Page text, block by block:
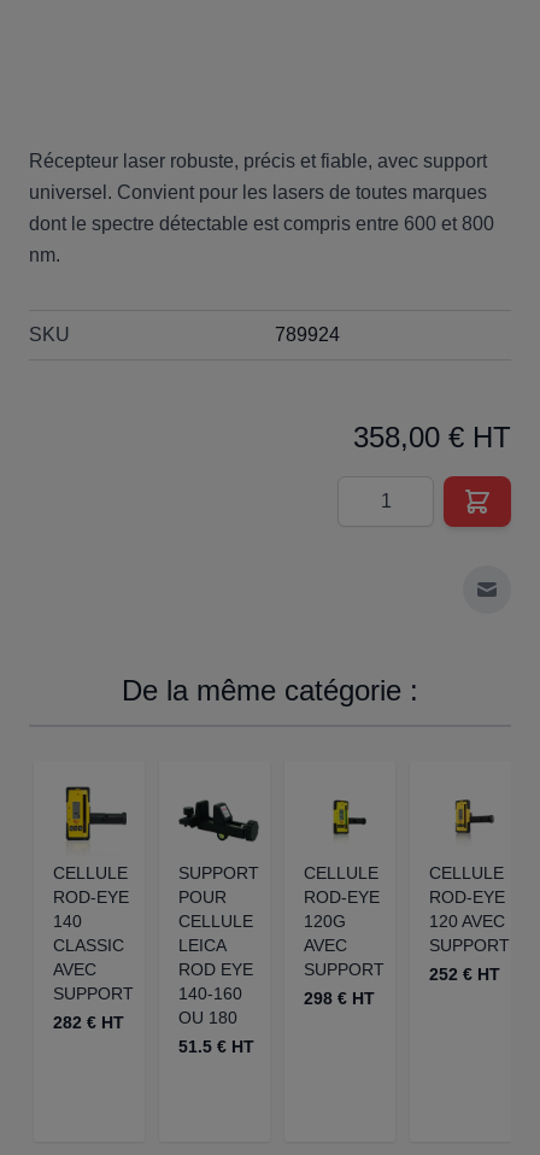
Récepteur laser robuste, précis et fiable, avec support
universel. Convient pour les lasers de toutes marques
dont le spectre détectable est compris entre 600 et 800
nm.
SKU 789924
358,00 € HT
Quantité
De la même catégorie :
CELLULE
ROD-EYE
140
CLASSIC
AVEC
SUPPORT
282 € HT
SUPPORT
POUR
CELLULE
LEICA
ROD EYE
140-160
OU 180
51.5 € HT
CELLULE
ROD-EYE
120G
AVEC
SUPPORT
298 € HT
CELLULE
ROD-EYE
120 AVEC
SUPPORT
252 € HT